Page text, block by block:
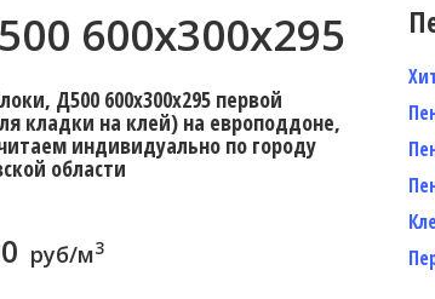
600x300x295
Д500 600x300x295 первой
кладки на клей) на европоддоне,
индивидуально по городу
области
руб/м3